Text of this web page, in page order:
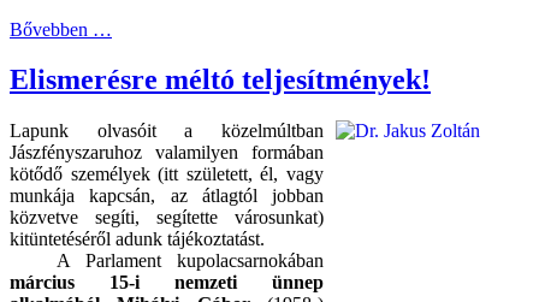
Bővebben …
Elismerésre méltó teljesítmények!
Lapunk olvasóit a közelmúltban
Jászfényszaruhoz valamilyen formában
kötődő személyek (itt született, él, vagy
munkája kapcsán, az átlagtól jobban
közvetve segíti, segítette városunkat)
kitüntetéséről adunk tájékoztatást.
A Parlament kupolacsarnokában
március 15-i nemzeti ünnep